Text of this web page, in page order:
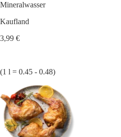
Mineralwasser
Kaufland
3,99 €
(1 l = 0.45 - 0.48)